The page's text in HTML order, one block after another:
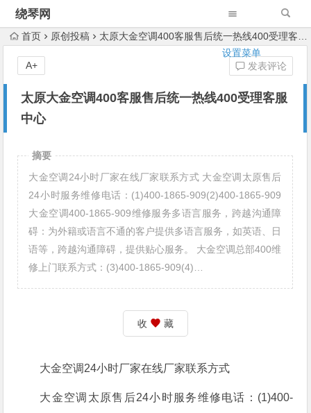
绕琴网
设置菜单
首页 原创投稿 太原大金空调400客服售后统一热线400受理客服中心
太原大金空调400客服售后统一热线400受理客服
中心
发表评论
A+
摘要
大金空调24小时厂家在线厂家联系方式 大金空调太原售后
24小时服务维修电话：(1)400-1865-909(2)400-1865-909
大金空调400-1865-909维修服务多语言服务，跨越沟通障
碍：为外籍或语言不通的客户提供多语言服务，如英语、日
语等，跨越沟通障碍，提供贴心服务。 大金空调总部400维
修上门联系方式：(3)400-1865-909(4)…
收 藏
大金空调24小时厂家在线厂家联系方式
大金空调太原售后24小时服务维修电话：(1)400-